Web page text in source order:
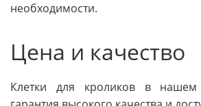
необходимости.
Цена и качество
Клетки для кроликов в